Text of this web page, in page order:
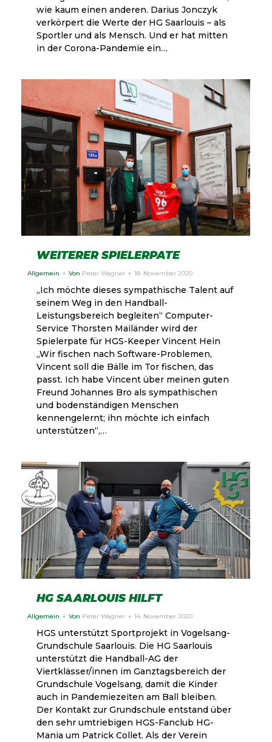
wie kaum einen anderen. Darius Jonczyk
verkörpert die Werte der HG Saarlouis – als
Sportler und als Mensch. Und er hat mitten
in der Corona-Pandemie ein…
WEITERER SPIELERPATE
Allgemein Von Peter Wagner 18. November 2020
„Ich möchte dieses sympathische Talent auf
seinem Weg in den Handball-
Leistungsbereich begleiten“ Computer-
Service Thorsten Mailänder wird der
Spielerpate für HGS-Keeper Vincent Hein
„Wir fischen nach Software-Problemen,
Vincent soll die Bälle im Tor fischen, das
passt. Ich habe Vincent über meinen guten
Freund Johannes Bro als sympathischen
und bodenständigen Menschen
kennengelernt; ihn möchte ich einfach
unterstützen“,…
HG SAARLOUIS HILFT
Allgemein Von Peter Wagner 14. November 2020
HGS unterstützt Sportprojekt in Vogelsang-
Grundschule Saarlouis. Die HG Saarlouis
unterstützt die Handball-AG der
Viertklässer/innen im Ganztagsbereich der
Grundschule Vogelsang, damit die Kinder
auch in Pandemiezeiten am Ball bleiben.
Der Kontakt zur Grundschule entstand über
den sehr umtriebigen HGS-Fanclub HG-
Mania um Patrick Collet. Als der Verein